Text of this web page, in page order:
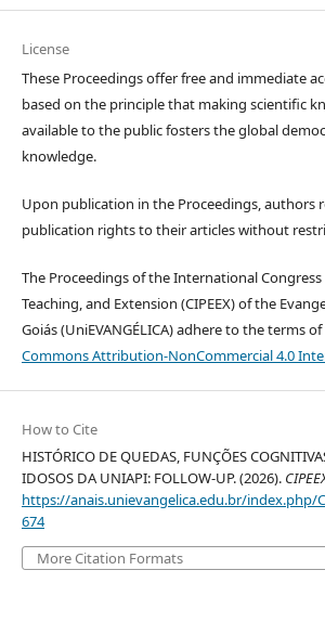
License
These Proceedings offer free and immediate
based on the principle that making scientific
available to the public fosters the global
knowledge.
Upon publication in the Proceedings, authors
publication rights to their articles without
The Proceedings of the International Congress
Teaching, and Extension (CIPEEX) of the
Goiás (UniEVANGÉLICA) adhere to the terms
Commons Attribution-NonCommercial 4.0
How to Cite
HISTÓRICO DE QUEDAS, FUNÇÕES
IDOSOS DA UNIAPI: FOLLOW-UP. (2026).
https://anais.unievangelica.edu.br/index.php/
674
More Citation Formats